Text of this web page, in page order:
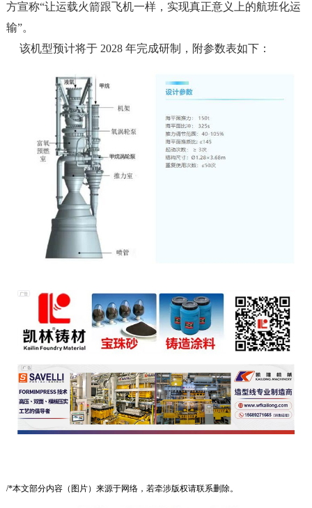
方宣称“让运载火箭跟飞机一样，实现真正意义上的航班化运
输”。
该机型预计将于 2028 年完成研制，附参数表如下：
/*本文部分内容（图片）来源于网络，若牵涉版权请联系删除。